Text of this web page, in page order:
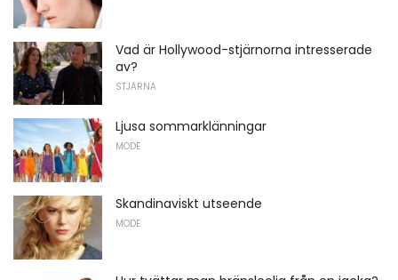
Vad är Hollywood-stjärnorna intresserade
av?
STJÄRNA
Ljusa sommarklänningar
MODE
Skandinaviskt utseende
MODE